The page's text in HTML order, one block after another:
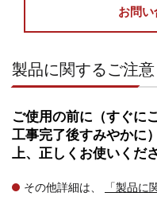
お問い
製品に関するご注意
ご使用の前に（すぐに
工事完了後すみやかに
上、正しくお使いくださ
その他詳細は、 「製品に